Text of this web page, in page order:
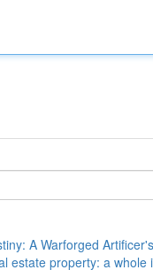
A Warforged
estate property: a whole